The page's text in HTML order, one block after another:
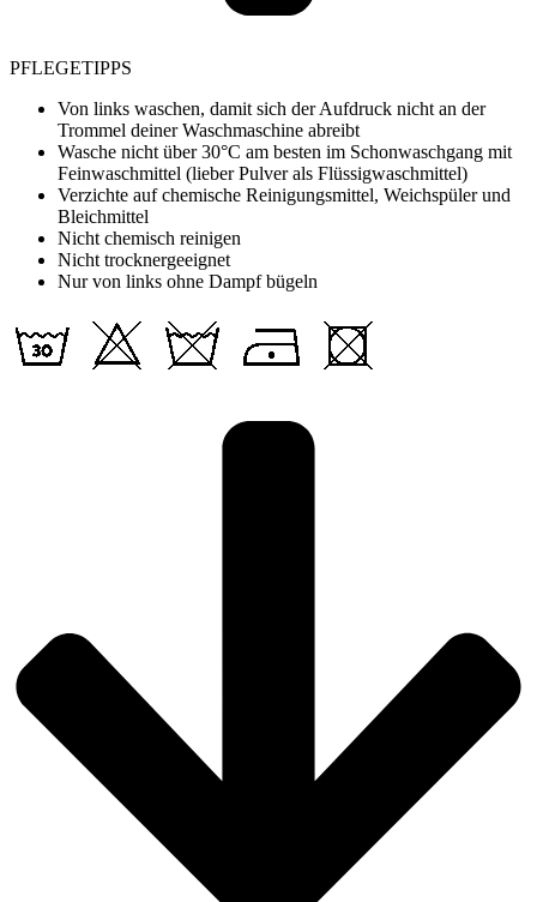
PFLEGETIPPS
Von links waschen, damit sich der Aufdruck nicht an der
Trommel deiner Waschmaschine abreibt
Wasche nicht über 30°C am besten im Schonwaschgang mit
Feinwaschmittel (lieber Pulver als Flüssigwaschmittel)
Verzichte auf chemische Reinigungsmittel, Weichspüler und
Bleichmittel
Nicht chemisch reinigen
Nicht trocknergeeignet
Nur von links ohne Dampf bügeln